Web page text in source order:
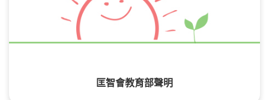
匡智會教育部聲明